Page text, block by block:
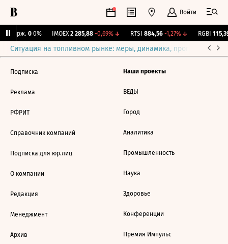
Войти
Бирж. 0 0% IMOEX 2 285,88 -0,69%↓ RTSI 884,56 -1,27%↓ RGBI 115,39
Ситуация на топливном рынке: меры, динамика, прогнозы
Подписка
Реклама
РФРИТ
Справочник компаний
Подписка для юр.лиц
О компании
Редакция
Менеджмент
Архив
Наши проекты
ВЕДЫ
Город
Аналитика
Промышленность
Наука
Здоровье
Конференции
Премия Импульс